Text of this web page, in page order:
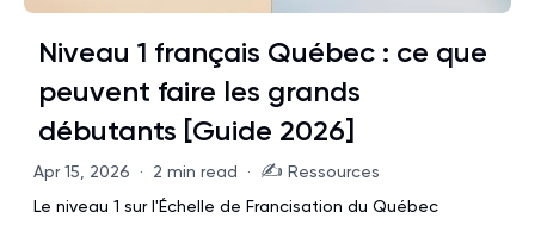
Niveau 1 français Québec : ce que
peuvent faire les grands
débutants [Guide 2026]
Apr 15, 2026 · 2 min read · ✍️ Ressources
Le niveau 1 sur l'Échelle de Francisation du Québec